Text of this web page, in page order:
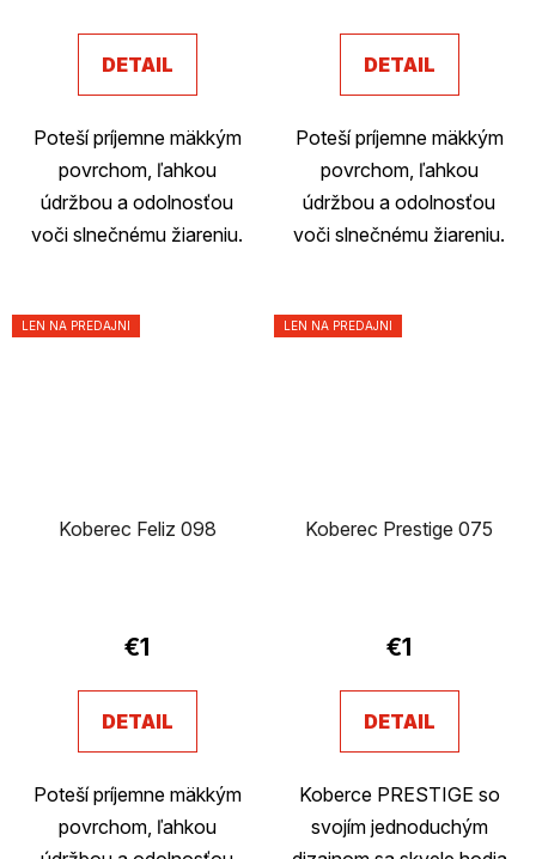
DETAIL
Poteší príjemne mäkkým
povrchom, ľahkou
údržbou a odolnosťou
voči slnečnému žiareniu.
DETAIL
Poteší príjemne mäkkým
povrchom, ľahkou
údržbou a odolnosťou
voči slnečnému žiareniu.
LEN NA PREDAJNI
Koberec Feliz 098
€1
DETAIL
Poteší príjemne mäkkým
povrchom, ľahkou
LEN NA PREDAJNI
Koberec Prestige 075
€1
DETAIL
Koberce PRESTIGE so
svojím jednoduchým